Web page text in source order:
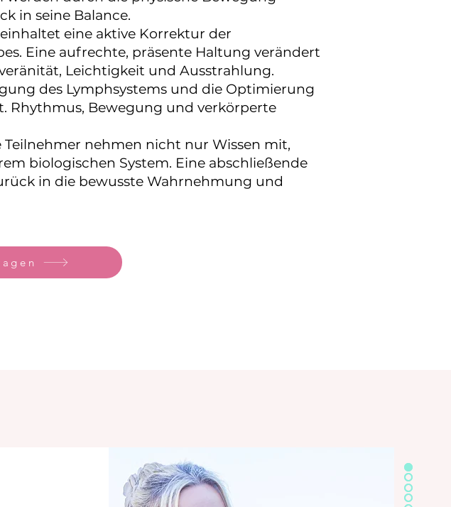
in seine Balance.
eine aktive Korrektur der
Eine aufrechte, präsente Haltung verändert
Leichtigkeit und Ausstrahlung.
des Lymphsystems und die Optimierung
Rhythmus, Bewegung und verkörperte
Teilnehmer nehmen nicht nur Wissen mit,
biologischen System. Eine abschließende
in die bewusste Wahrnehmung und